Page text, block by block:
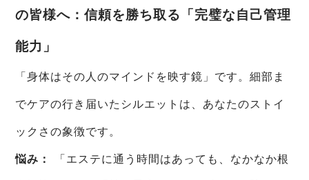
の皆様へ：信頼を勝ち取る「完璧な自己管理
能力」
「身体はその人のマインドを映す鏡」です。細部ま
でケアの行き届いたシルエットは、あなたのストイ
ックさの象徴です。
悩み：
「エステに通う時間はあっても、なかなか根